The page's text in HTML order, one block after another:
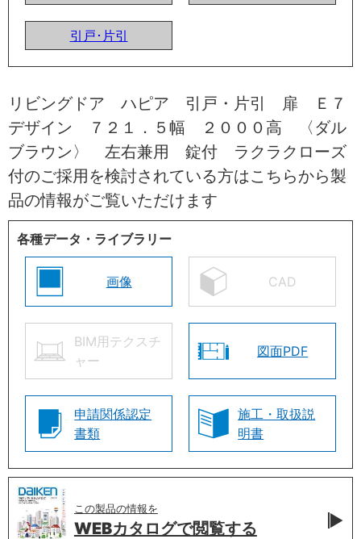
引戸･片引
リビングドア ハピア 引戸・片引 扉 Ｅ７
デザイン ７２１．５幅 ２０００高 〈ダル
ブラウン〉 左右兼用 錠付 ラクラクローズ
付のご採用を検討されている方はこちらから製
品の情報がご覧いただけます
各種データ・ライブラリー
画像 CAD
BIM用テクスチ
ャー
図面PDF
申請関係認定
書類
施工・取扱説
明書
この製品の情報を
WEBカタログで閲覧する